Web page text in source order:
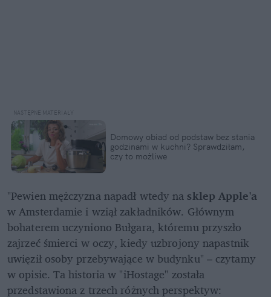
Domowy obiad od podstaw bez stania
godzinami w kuchni? Sprawdziłam,
czy to możliwe
"Pewien mężczyzna napadł wtedy na sklep Apple'a
w Amsterdamie i wziął zakładników. Głównym
bohaterem uczyniono Bułgara, któremu przyszło
zajrzeć śmierci w oczy, kiedy uzbrojony napastnik
uwięził osoby przebywające w budynku" – czytamy
w opisie. Ta historia w "iHostage" została
przedstawiona z trzech różnych perspektyw: